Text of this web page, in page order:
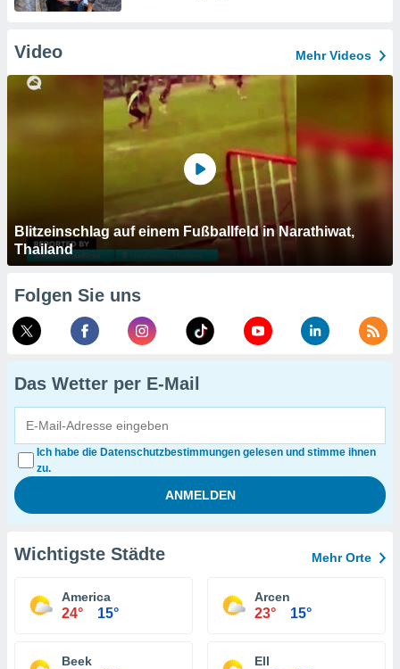
Video Mehr Videos
Blitzeinschlag auf einem Fußballfeld in Narathiwat,
Thailand
Folgen Sie uns
Das Wetter per E-Mail
Ich habe die Datenschutzbestimmungen gelesen und stimme ihnen
zu.
Wichtigste Städte Mehr Orte
America
24° 15°
Arcen
23° 15°
Beek Ell